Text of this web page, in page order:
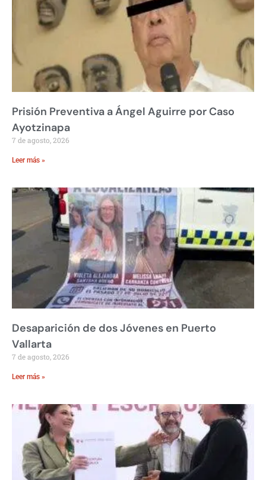
Prisión Preventiva a Ángel Aguirre por Caso
Ayotzinapa
7 de agosto, 2026
Leer más »
Desaparición de dos Jóvenes en Puerto
Vallarta
7 de agosto, 2026
Leer más »